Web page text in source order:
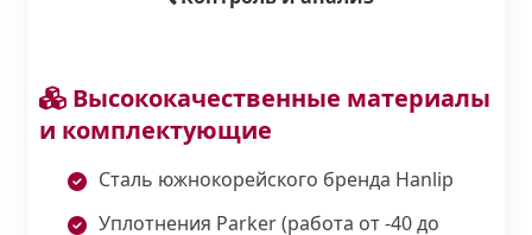
Высококачественные материалы
и комплектующие
Сталь южнокорейского бренда Hanlip
Уплотнения Parker (работа от -40 до